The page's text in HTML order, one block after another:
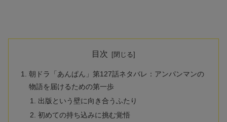
目次
朝ドラ「あんぱん」第127話ネタバレ：アンパンマンの
物語を届けるための第一歩
出版という壁に向き合うふたり
初めての持ち込みに挑む覚悟